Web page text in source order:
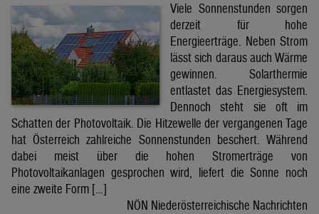
Viele Sonnenstunden sorgen
derzeit für hohe
Energieerträge. Neben Strom
lässt sich daraus auch Wärme
gewinnen. Solarthermie
entlastet das Energiesystem.
Dennoch steht sie oft im
Schatten der Photovoltaik. Die Hitzewelle der vergangenen Tage
hat Österreich zahlreiche Sonnenstunden beschert. Während
dabei meist über die hohen Stromerträge von
Photovoltaikanlagen gesprochen wird, liefert die Sonne noch
eine zweite Form […]
NÖN Niederösterreichische Nachrichten